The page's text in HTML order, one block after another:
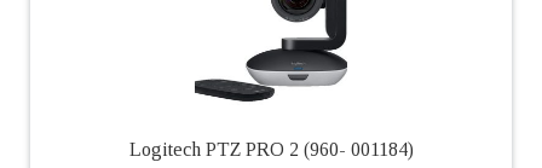
Logitech PTZ PRO 2 (960- 001184)